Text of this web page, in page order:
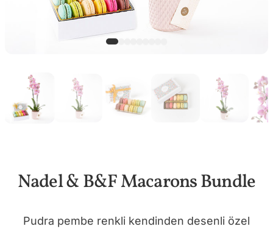
Nadel & B&F Macarons Bundle
Pudra pembe renkli kendinden desenli özel